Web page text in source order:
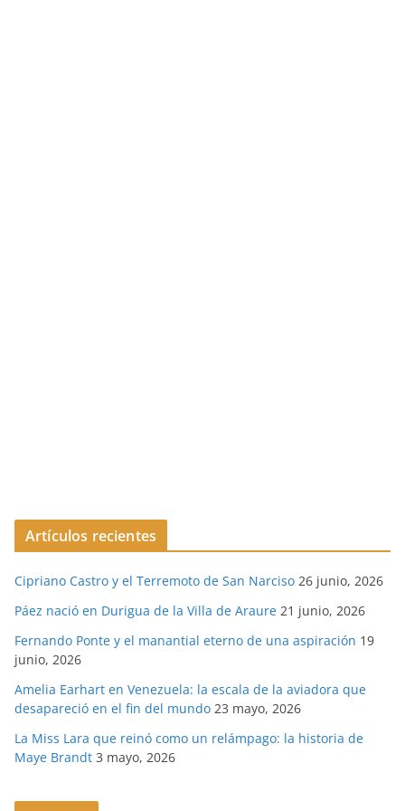
Artículos recientes
Cipriano Castro y el Terremoto de San Narciso 26 junio, 2026
Páez nació en Durigua de la Villa de Araure 21 junio, 2026
Fernando Ponte y el manantial eterno de una aspiración 19
junio, 2026
Amelia Earhart en Venezuela: la escala de la aviadora que
desapareció en el fin del mundo 23 mayo, 2026
La Miss Lara que reinó como un relámpago: la historia de
Maye Brandt 3 mayo, 2026